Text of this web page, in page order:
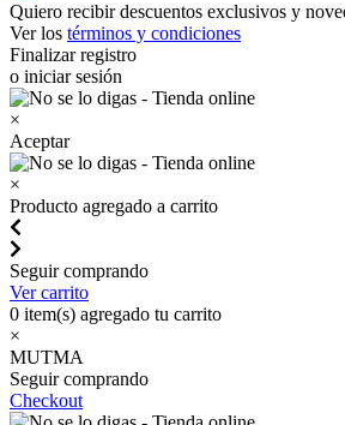
Quiero recibir descuentos exclusivos y
Ver los términos y condiciones
Finalizar registro
o iniciar sesión
×
Aceptar
×
Producto agregado a carrito
Seguir comprando
Ver carrito
0 item(s) agregado tu carrito
×
MUTMA
Seguir comprando
Checkout